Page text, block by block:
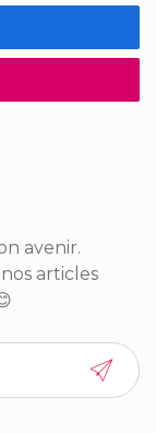
avenir.
articles